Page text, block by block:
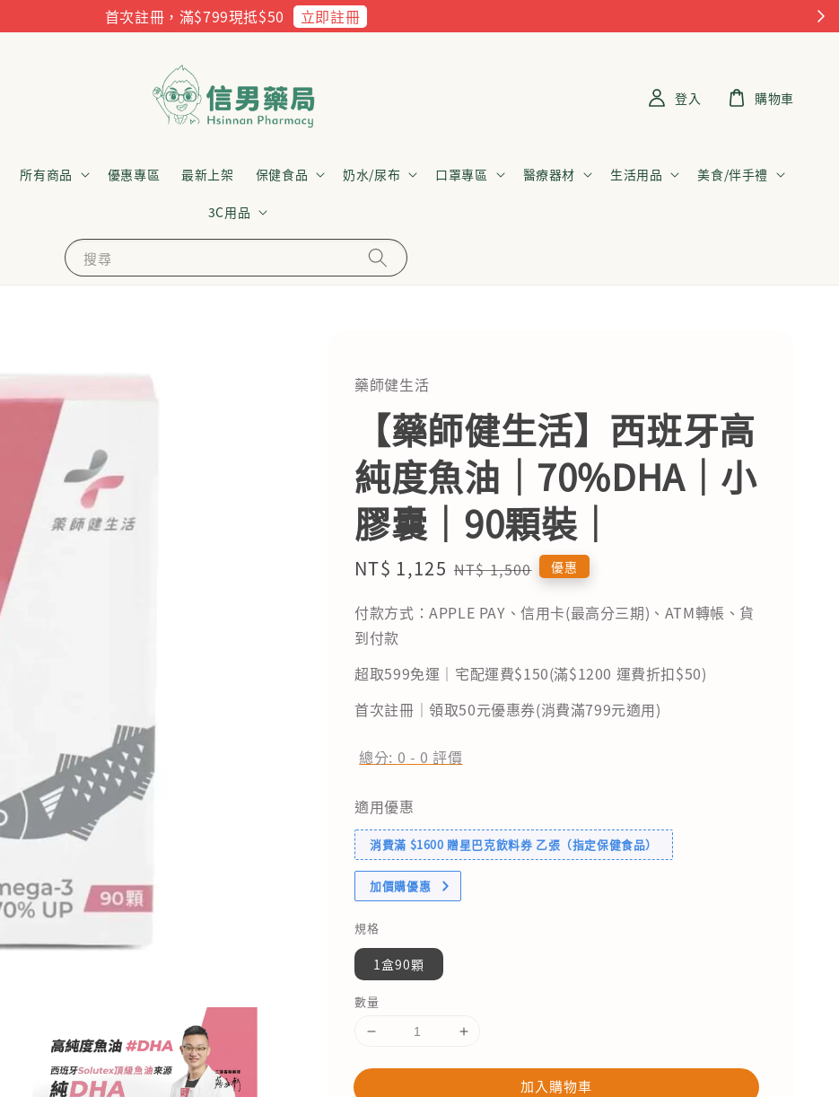
首次註冊，滿$799現抵$50 立即註冊
搜尋
所有商品 優惠專區 最新上架 保健食品 奶水/尿布 口罩專區 醫療器材 生活用品 美食/伴手禮
3C用品
登入 購物車
藥師健生活
【藥師健生活】西班牙高
純度魚油｜70%DHA｜小
膠囊｜90顆裝｜
Sale
NT$ 1,125 Regular
NT$ 1,500 優惠
付款方式：APPLE PAY、信用卡(最高分三期)、ATM轉帳、貨
到付款
超取599免運｜宅配運費$150(滿$1200 運費折扣$50)
首次註冊｜領取50元優惠券(消費滿799元適用)
總分: 0 - 0 評價
適用優惠
消費滿 $1600 贈星巴克飲料券 乙張（指定保健食品）
加價購優惠
規格
1盒90顆
數量
加入購物車